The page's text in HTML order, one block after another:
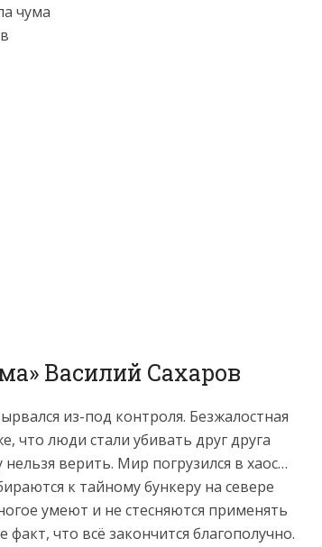
чума
Василий Сахаров
из-под контроля. Безжалостная
что люди стали убивать друг друга
верить. Мир погрузился в хаос…
к тайному бункеру на севере
умеют и не стесняются применять
что всё закончится благополучно.